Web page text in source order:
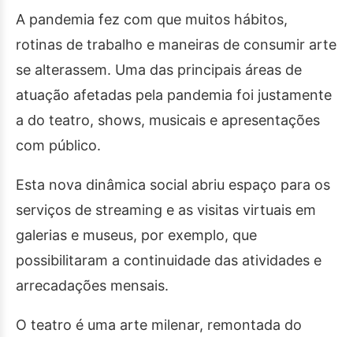
A pandemia fez com que muitos hábitos,
rotinas de trabalho e maneiras de consumir arte
se alterassem. Uma das principais áreas de
atuação afetadas pela pandemia foi justamente
a do teatro, shows, musicais e apresentações
com público.
Esta nova dinâmica social abriu espaço para os
serviços de streaming e as visitas virtuais em
galerias e museus, por exemplo, que
possibilitaram a continuidade das atividades e
arrecadações mensais.
O teatro é uma arte milenar, remontada do